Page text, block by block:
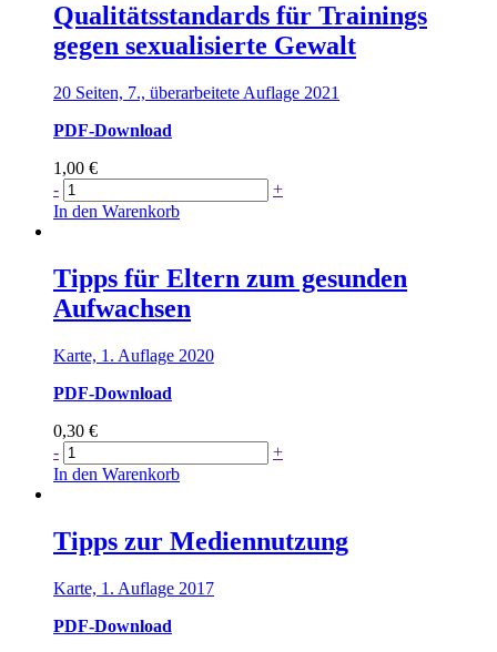
Qualitätsstandards für Trainings
gegen sexualisierte Gewalt
20 Seiten, 7., überarbeitete Auflage 2021
PDF-Download
1,00 €
- Qualitätsstandards
für
sexualisierte
Gewalt
Menge
+
In den Warenkorb
Tipps für Eltern zum gesunden
Aufwachsen
Karte, 1. Auflage 2020
PDF-Download
0,30 €
- Tipps
für
gesunden
Aufwachsen
+
In den Warenkorb
Tipps zur Mediennutzung
Karte, 1. Auflage 2017
PDF-Download